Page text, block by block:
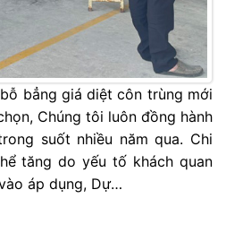
bẳng giá diệt côn trùng mới
Chúng tôi luôn đồng hành
suốt nhiều năm qua. Chi
tăng do yếu tố khách quan
áp dụng, Dự…